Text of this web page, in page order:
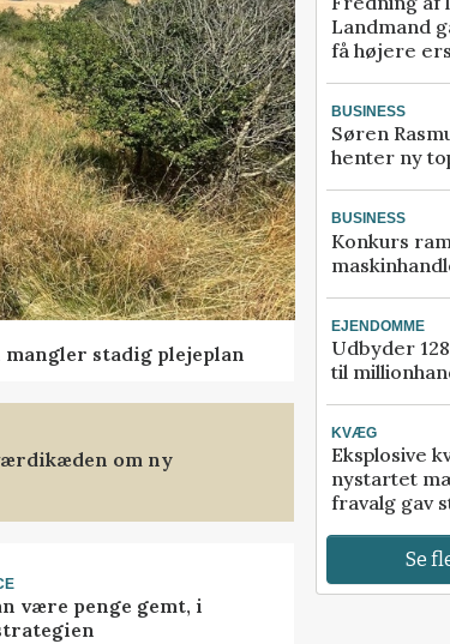
stadig plejeplan
om ny
være penge gemt, i
Landmand
få højere
BUSINESS
Søren
henter ny
BUSINESS
Konkurs
EJENDOMME
Udbyder
til
KVÆG
Eksplosive
nystartet
fravalg gav
Se